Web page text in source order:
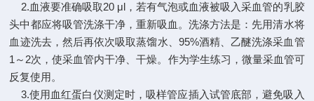
2.血液要准确吸取20 μl，若有气泡或血液被吸入采血管的乳胶
头中都应将吸管洗涤干净，重新吸血。洗涤方法是：先用清水将
血迹洗去，然后再依次吸取蒸馏水、95%酒精、乙醚洗涤采血管
1～2次，使采血管内干净、干燥。作为学生练习，微量采血管可
反复使用。
3.使用血红蛋白仪测定时，吸样管应插入试管底部，避免吸入